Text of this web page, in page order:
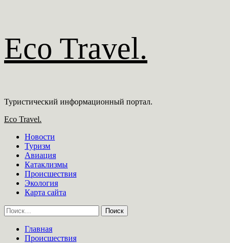
содержимому
Eco Travel.
Туристический информационный портал.
Основное
Eco Travel.
Новости
Туризм
Авиация
Катаклизмы
Происшествия
Экология
Карта сайта
Найти:
Главная
Происшествия